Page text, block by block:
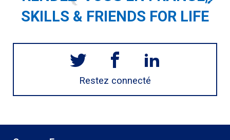
SKILLS & FRIENDS FOR LIFE
Restez connecté